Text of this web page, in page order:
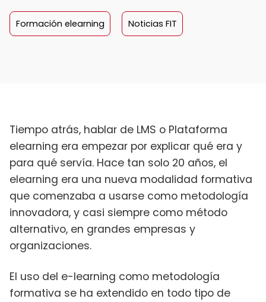
Formación elearning Noticias FIT
Tiempo atrás, hablar de LMS o Plataforma
elearning era empezar por explicar qué era y
para qué servía. Hace tan solo 20 años, el
elearning era una nueva modalidad formativa
que comenzaba a usarse como metodología
innovadora, y casi siempre como método
alternativo, en grandes empresas y
organizaciones.
El uso del e-learning como metodología
formativa se ha extendido en todo tipo de